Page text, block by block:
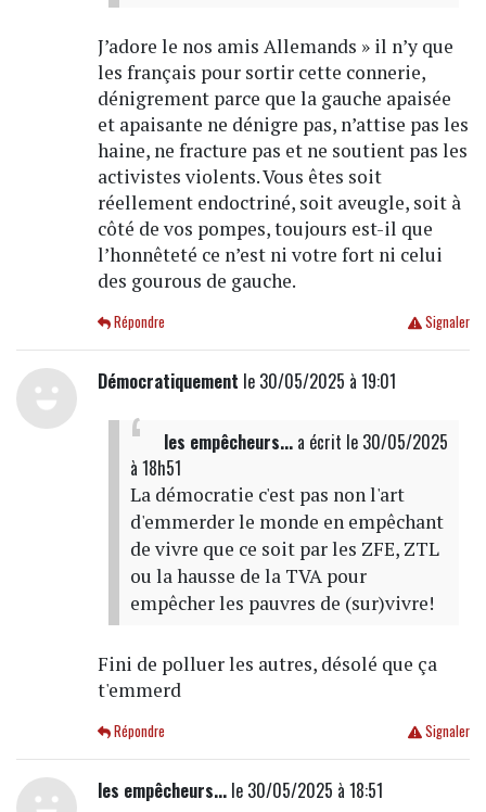
J’adore le nos amis Allemands » il n’y que
les français pour sortir cette connerie,
dénigrement parce que la gauche apaisée
et apaisante ne dénigre pas, n’attise pas les
haine, ne fracture pas et ne soutient pas les
activistes violents. Vous êtes soit
réellement endoctriné, soit aveugle, soit à
côté de vos pompes, toujours est-il que
l’honnêteté ce n’est ni votre fort ni celui
des gourous de gauche.
Signaler
Répondre
Démocratiquement le 30/05/2025 à 19:01
les empêcheurs...a écrit le 30/05/2025
à 18h51
La démocratie c'est pas non l'art
d'emmerder le monde en empêchant
de vivre que ce soit par les ZFE, ZTL
ou la hausse de la TVA pour
empêcher les pauvres de (sur)vivre!
Fini de polluer les autres, désolé que ça
t'emmerd
Signaler
Répondre
les empêcheurs...le 30/05/2025 à 18:51